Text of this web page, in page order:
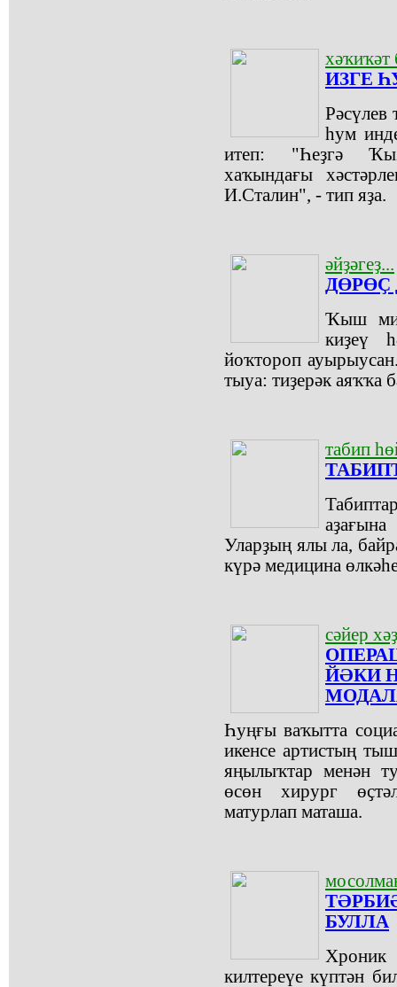
хәҡиҡәт
ИЗГЕ
Рәсүлев
һум
итеп: "Һеҙгә
хаҡындағы
И.Сталин", - тип яҙа.
әйҙәгеҙ...
Ҡыш
киҙеү
йоҡтороп
тыуа: тиҙерәк аяҡҡа
табип
Уларҙың ялы ла,
күрә медицина
сәйер
ЙӘКИ
Һуңғы ваҡытта
икенсе артистың
яңылыҡтар менән
өсөн хирург
матурлап маташа.
БУЛЛА
Хроник
килтереүе күптән